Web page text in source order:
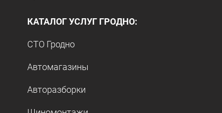
КАТАЛОГ УСЛУГ ГРОДНО:
СТО Гродно
Автомагазины
Авторазборки